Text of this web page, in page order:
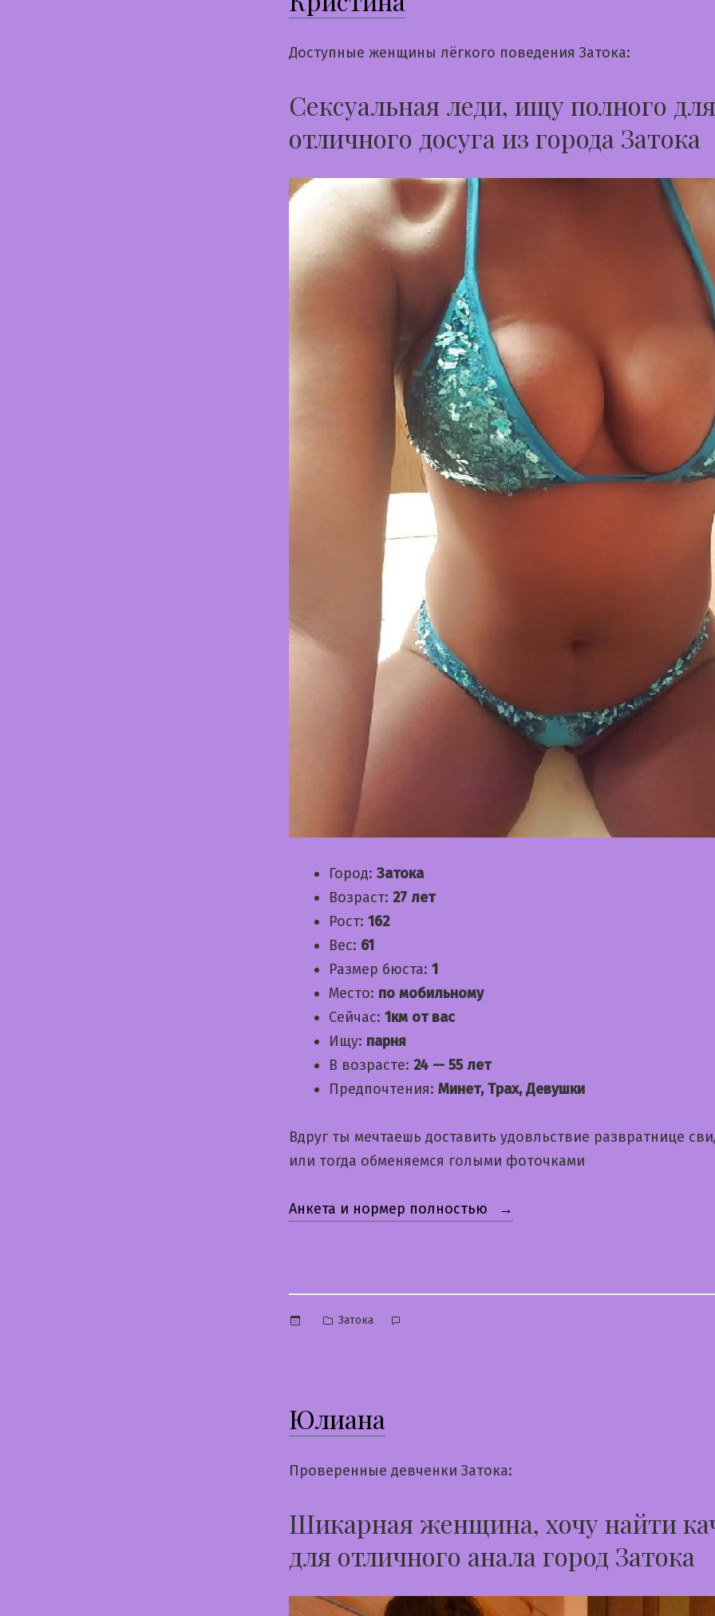
Доступные женщины лёгкого поведения Затока:
Сексуальная леди, ищу полного для
отличного досуга из города Затока
Город: Затока
Возраст: 27 лет
Рост: 162
Вес: 61
Размер бюста: 1
Место: по мобильному
Сейчас: 1км от вас
Ищу: парня
В возрасте: 24 — 55 лет
Предпочтения: Минет, Трах, Девушки
Вдруг ты мечтаешь доставить удовльствие развратнице
или тогда обменяемся голыми фоточками
Анкета и нормер полностью «Кристина»
Опубликовано
Затока
Юлиана
Проверенные девченки Затока:
Шикарная женщина, хочу найти
для отличного анала город Затока